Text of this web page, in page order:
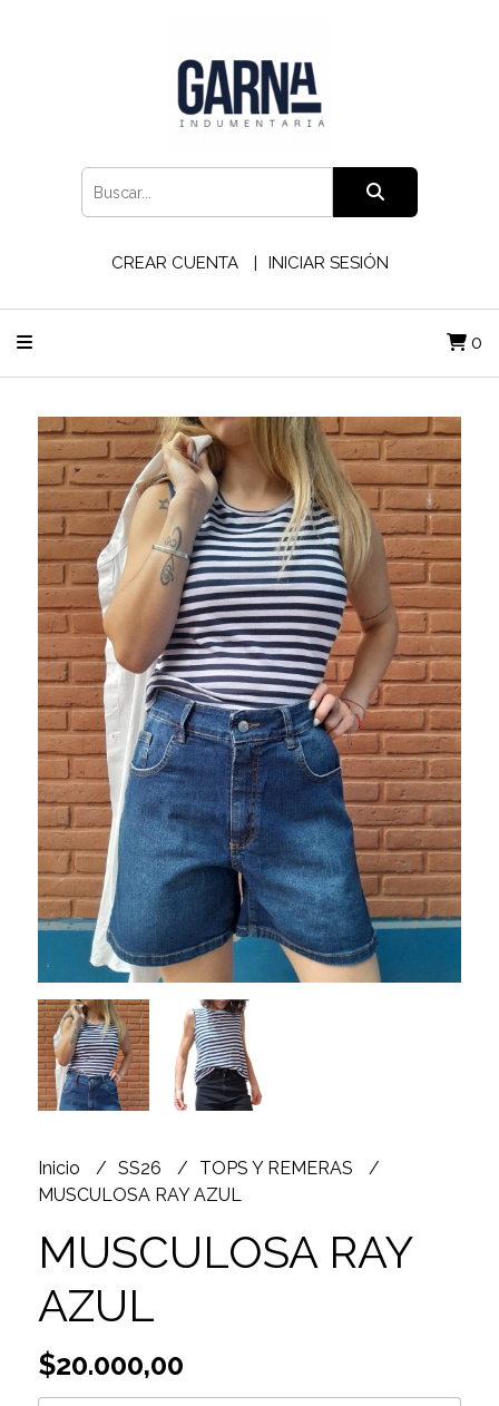
CREAR CUENTA INICIAR SESIÓN
0
Inicio SS26
TOPS Y REMERAS
MUSCULOSA RAY AZUL
MUSCULOSA RAY
AZUL
$20.000,00